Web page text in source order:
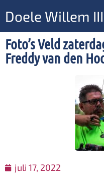
Doele Willem III
Foto’s Veld
Freddy van den
juli 17, 2022